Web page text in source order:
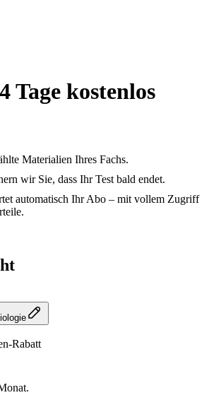
Tage kostenlos
Materialien Ihres Fachs.
wir Sie, dass Ihr Test bald endet.
automatisch Ihr Abo – mit vollem Zugriff
Rabatt